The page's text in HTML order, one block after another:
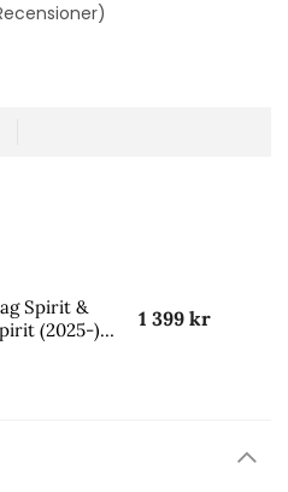
Spirit &
(2025-)
1 399 kr